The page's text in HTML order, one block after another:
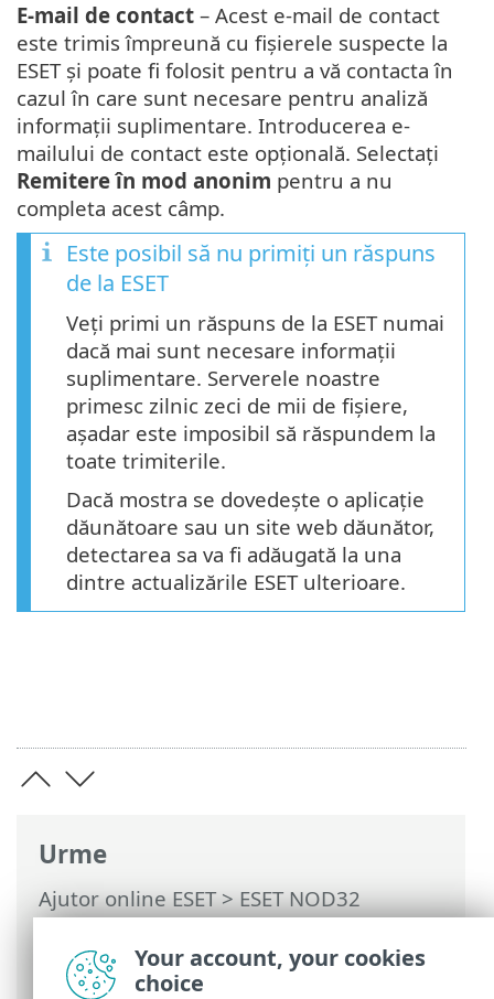
Urme
Ajutor online ESET>ESET NOD32
Antivirus>Lucrul cu ESET NOD32
Antivirus
>Instrumente> Selectare
mostră pentru analiză
E-mail de contact – Acest e-mail de contact
este trimis împreună cu fișierele suspecte la
ESET și poate fi folosit pentru a vă contacta în
cazul în care sunt necesare pentru analiză
informații suplimentare. Introducerea e-
mailului de contact este opțională. Selectați
Remitere în mod anonim pentru a nu
completa acest câmp.
Este posibil să nu primiți un răspuns
de la ESET
Veți primi un răspuns de la ESET numai
dacă mai sunt necesare informații
suplimentare. Serverele noastre
primesc zilnic zeci de mii de fișiere,
așadar este imposibil să răspundem la
toate trimiterile.
Dacă mostra se dovedește o aplicație
dăunătoare sau un site web dăunător,
detectarea sa va fi adăugată la una
dintre actualizările ESET ulterioare.
Your account, your cookies
choice